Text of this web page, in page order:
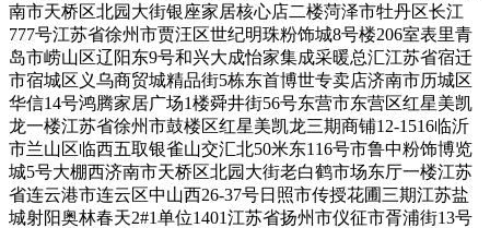
南市天桥区北园大街银座家居核心店二楼菏泽市牡丹区长江
777号江苏省徐州市贾汪区世纪明珠粉饰城8号楼206室表里青
岛市崂山区辽阳东9号和兴大成怡家集成采暖总汇江苏省宿迁
市宿城区义乌商贸城精品街5栋东首博世专卖店济南市历城区
华信14号鸿腾家居广场1楼舜井街56号东营市东营区红星美凯
龙一楼江苏省徐州市鼓楼区红星美凯龙三期商铺12-1516临沂
市兰山区临西五取银雀山交汇北50米东116号市鲁中粉饰博览
城5号大棚西济南市天桥区北园大街老白鹤市场东厅一楼江苏
省连云港市连云区中山西26-37号日照市传授花圃三期江苏盐
城射阳奥林春天2#1单位1401江苏省扬州市仪征市胥浦街13号